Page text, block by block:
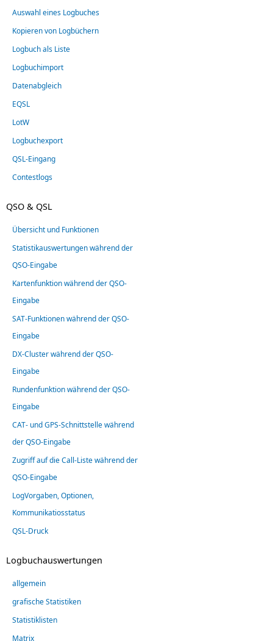
Auswahl eines Logbuches
Kopieren von Logbüchern
Logbuch als Liste
Logbuchimport
Datenabgleich
EQSL
LotW
Logbuchexport
QSL-Eingang
Contestlogs
QSO & QSL
Übersicht und Funktionen
Statistikauswertungen während der
QSO-Eingabe
Kartenfunktion während der QSO-
Eingabe
SAT-Funktionen während der QSO-
Eingabe
DX-Cluster während der QSO-
Eingabe
Rundenfunktion während der QSO-
Eingabe
CAT- und GPS-Schnittstelle während
der QSO-Eingabe
Zugriff auf die Call-Liste während der
QSO-Eingabe
LogVorgaben, Optionen,
Kommunikatiosstatus
QSL-Druck
Logbuchauswertungen
allgemein
grafische Statistiken
Statistiklisten
Matrix